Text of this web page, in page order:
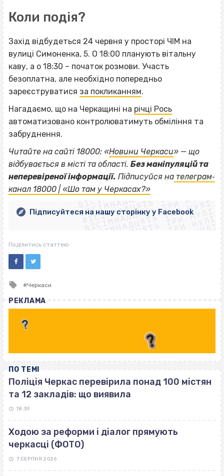
Коли подія?
Захід відбудеться 24 червня у просторі ЧІМ на
вулиці Симоненка, 5. О 18:00 планують вітальну
каву, а о 18:30 – початок розмови. Участь
безоплатна, але необхідно попередньо
зареєструватися за покликанням.
Нагадаємо, що на Черкащині на річці Рось
автоматизовано контролюватимуть обміління та
забруднення.
Читайте на сайті 18000: «Новини Черкаси» — що
відбувається в місті та області. Без маніпуляцій та
неперевіреної інформації. Підписуйся на телеграм‐
канал 18000 | «Шо там у Черкасах?»
ВІСІМНАДЦЯТЬ ТРИ НУЛІ
ВІСІМНАДЦЯТЬ ТРИ НУЛІ
ВІСІМНАДЦЯТЬ ТРИ НУЛІ
ВІСІМНАДЦЯТЬ ТРИ НУЛІ
ВІСІМНАДЦЯТЬ ТРИ НУЛІ
ВІСІМНАДЦЯТЬ ТРИ НУЛІ
ВІСІМНАДЦЯТЬ ТРИ НУЛІ
ВІСІМНАДЦЯТЬ ТРИ НУЛІ
Підписуйтеся на нашу сторінку у Facebook
Поділитись статтею
Tagged
Черкаси
РЕКЛАМА
ПО ТЕМІ
Поліція Черкас перевірила понад 100 містян
та 12 закладів: що виявила
18:39
Ходою за реформи і діалог прямують
черкасці (ФОТО)
7 СЕРПНЯ 2026